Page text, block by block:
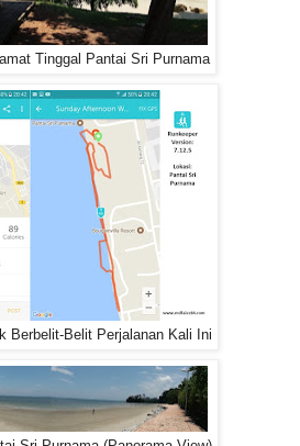
Tinggal Pantai Sri Purnama
Berbelit-Belit Perjalanan Kali Ini